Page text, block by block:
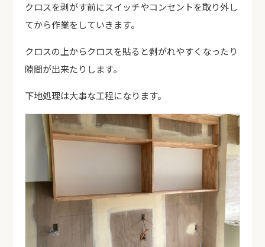
クロスを剥がす前にスイッチやコンセントを取り外し
てから作業をしていきます。
クロスの上からクロスを貼ると剥がれやすくなったり
隙間が出来たりします。
下地処理は大事な工程になります。